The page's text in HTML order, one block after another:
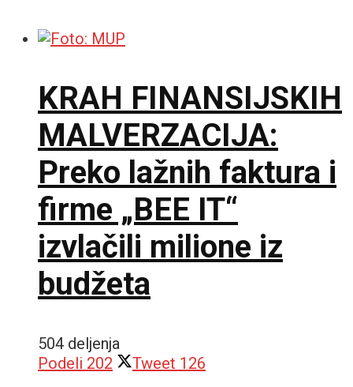
KRAH FINANSIJSKIH
MALVERZACIJA:
Preko lažnih faktura i
firme „BEE IT“
izvlačili milione iz
budžeta
504 deljenja
Podeli 202 Tweet 126